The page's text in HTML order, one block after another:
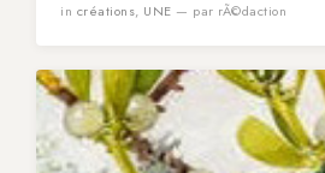
in créations, UNE — par rÃ©daction